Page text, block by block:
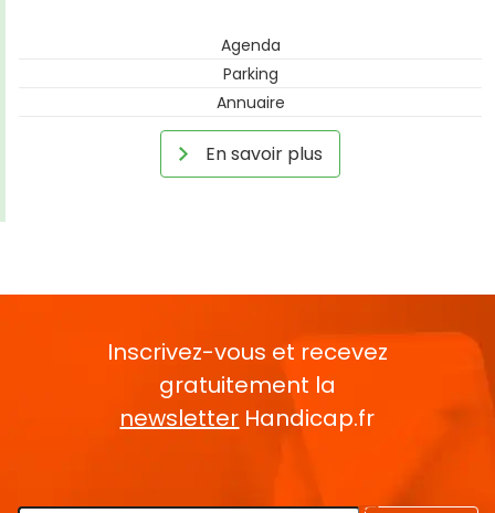
Agenda
Parking
Annuaire
En savoir plus
Inscrivez-vous et recevez
gratuitement la
newsletter Handicap.fr